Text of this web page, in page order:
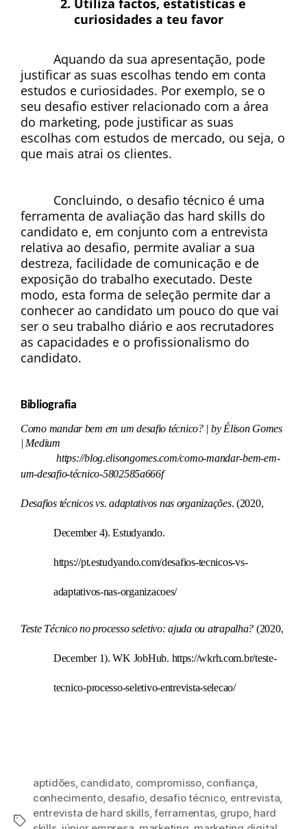
curiosidades a teu favor
Aquando da sua apresentação, pode
justificar as suas escolhas tendo em conta
estudos e curiosidades. Por exemplo, se o
seu desafio estiver relacionado com a área
do marketing, pode justificar as suas
escolhas com estudos de mercado, ou seja, o
que mais atrai os clientes.
Concluindo, o desafio técnico é uma
ferramenta de avaliação das hard skills do
candidato e, em conjunto com a entrevista
relativa ao desafio, permite avaliar a sua
destreza, facilidade de comunicação e de
exposição do trabalho executado. Deste
modo, esta forma de seleção permite dar a
conhecer ao candidato um pouco do que vai
ser o seu trabalho diário e aos recrutadores
as capacidades e o profissionalismo do
candidato.
Bibliografia
Como mandar bem em um desafio técnico? | by Élison Gomes
| Medium
https://blog.elisongomes.com/como-mandar-bem-em-
um-desafio-técnico-5802585a666f
Desafios técnicos vs. adaptativos nas organizações. (2020,
December 4). Estudyando.
https://pt.estudyando.com/desafios-tecnicos-vs-
adaptativos-nas-organizacoes/
Teste Técnico no processo seletivo: ajuda ou atrapalha? (2020,
December 1). WK JobHub. https://wkrh.com.br/teste-
tecnico-processo-seletivo-entrevista-selecao/
aptidões, candidato, compromisso, confiança,
conhecimento, desafio, desafio técnico, entrevista,
entrevista de hard skills,ferramentas, grupo, hard